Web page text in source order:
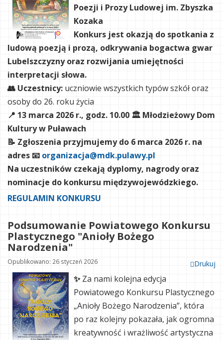
Poezji i Prozy Ludowej im. Zbyszka
Kozaka
Konkurs jest okazją do spotkania z
ludową poezją i prozą, odkrywania bogactwa gwar
Lubelszczyzny oraz rozwijania umiejętności
interpretacji słowa.
👥 Uczestnicy: uczniowie wszystkich typów szkół oraz
osoby do 26. roku życia
📍 13 marca 2026 r., godz. 10.00 🏛️ Młodzieżowy Dom
Kultury w Puławach
📝 Zgłoszenia przyjmujemy do 6 marca 2026 r. na
adres 📧 organizacja@mdk.pulawy.pl
Na uczestników czekają dyplomy, nagrody oraz
nominacje do konkursu międzywojewódzkiego.
REGULAMIN KONKURSU
Podsumowanie Powiatowego Konkursu
Plastycznego "Anioły Bożego
Narodzenia"
Drukuj
Opublikowano: 26 styczeń 2026
✨Za nami kolejna edycja
Powiatowego Konkursu Plastycznego
„Anioły Bożego Narodzenia”, która
po raz kolejny pokazała, jak ogromna
kreatywność i wrażliwość artystyczna